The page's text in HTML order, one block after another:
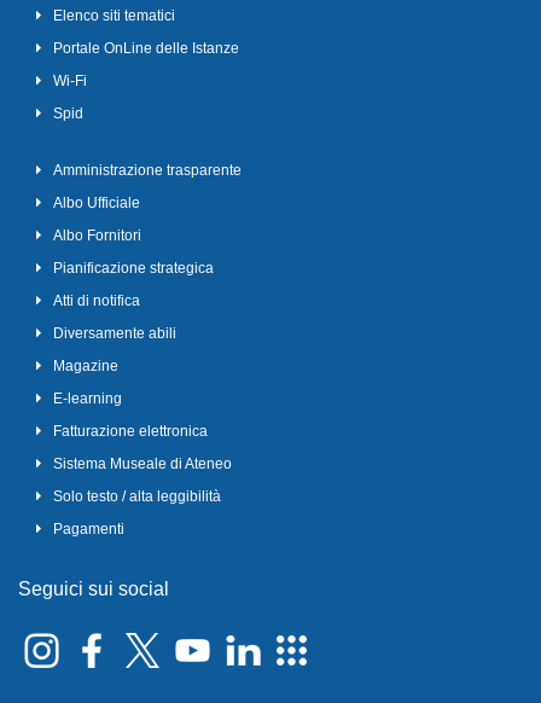
Elenco siti tematici
Portale OnLine delle Istanze
Wi-Fi
Spid
Amministrazione trasparente
Albo Ufficiale
Albo Fornitori
Pianificazione strategica
Atti di notifica
Diversamente abili
Magazine
E-learning
Fatturazione elettronica
Sistema Museale di Ateneo
Solo testo / alta leggibilità
Pagamenti
Seguici sui social